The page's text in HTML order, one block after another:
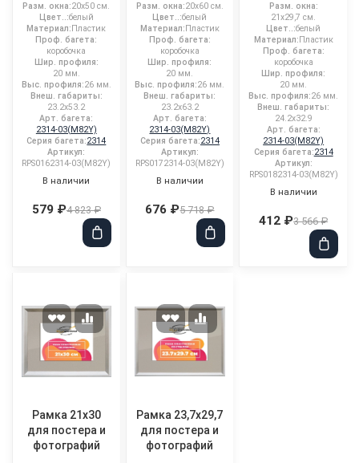
Разм. окна:20x50 см.
Цвет..:белый
Материал: Пластик
Проф. багета:
коробочка
Шир. профиля:
20 мм.
Выс. профиля:26 мм.
Внеш. габариты:
23.2x53.2
Арт. багета:
2314-03(M82Y)
Серия багета:2314
Артикул:
RPS0162314-03(M82Y)
В наличии
579 ₽4 823 ₽
Разм. окна:20x60 см.
Цвет..:белый
Материал: Пластик
Проф. багета:
коробочка
Шир. профиля:
20 мм.
Выс. профиля:26 мм.
Внеш. габариты:
23.2x63.2
Арт. багета:
2314-03(M82Y)
Серия багета:2314
Артикул:
RPS0172314-03(M82Y)
В наличии
676 ₽5 718 ₽
Разм. окна:
21x29,7 см.
Цвет..:белый
Материал: Пластик
Проф. багета:
коробочка
Шир. профиля:
20 мм.
Выс. профиля:26 мм.
Внеш. габариты:
24.2x32.9
Арт. багета:
2314-03(M82Y)
Серия багета:2314
Артикул:
RPS0182314-03(M82Y)
В наличии
412 ₽3 566 ₽
Рамка 21x30
для постера и
фотографий
Рамка 23,7x29,7
для постера и
фотографий